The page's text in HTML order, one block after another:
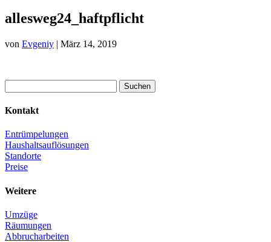
allesweg24_haftpflicht
von Evgeniy | März 14, 2019
nach:
Kontakt
Entrümpelungen
Haushaltsauflösungen
Standorte
Preise
Weitere
Umzüge
Räumungen
Abbrucharbeiten